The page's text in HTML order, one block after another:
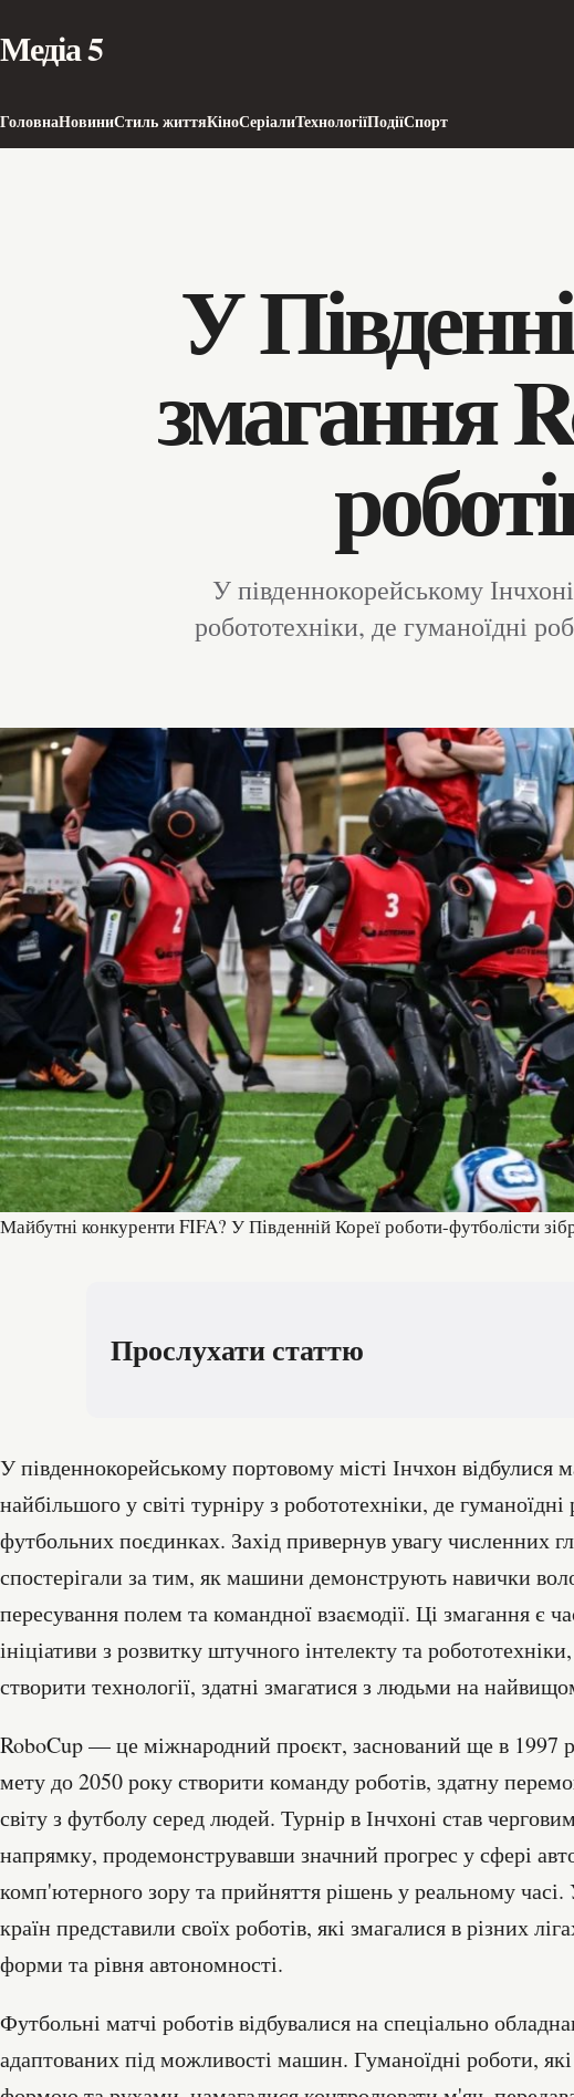
Медіа 5
ГоловнаНовиниСтиль життяКіноСеріалиТехнологіїПодіїСпорт
У
змагання
У південнокорейському
робототехніки, де гуманоїдні
Майбутні конкуренти FIFA? У Південній Кореї роботи-футболісти
Прослухати статтю
У південнокорейському портовому місті Інчхон відбулися
найбільшого у світі турніру з робототехніки, де
футбольних поєдинках. Захід привернув увагу численних
спостерігали за тим, як машини демонструють навички
пересування полем та командної взаємодії. Ці змагання є
ініціативи з розвитку штучного інтелекту та
створити технології, здатні змагатися з людьми на
RoboCup — це міжнародний проєкт, заснований ще в 1997
мету до 2050 року створити команду роботів, здатну
світу з футболу серед людей. Турнір в Інчхоні став
напрямку, продемонструвавши значний прогрес у сфері
комп'ютерного зору та прийняття рішень у реальному часі.
країн представили своїх роботів, які змагалися в різних
форми та рівня автономності.
Футбольні матчі роботів відбувалися на спеціально
адаптованих під можливості машин. Гуманоїдні роботи,